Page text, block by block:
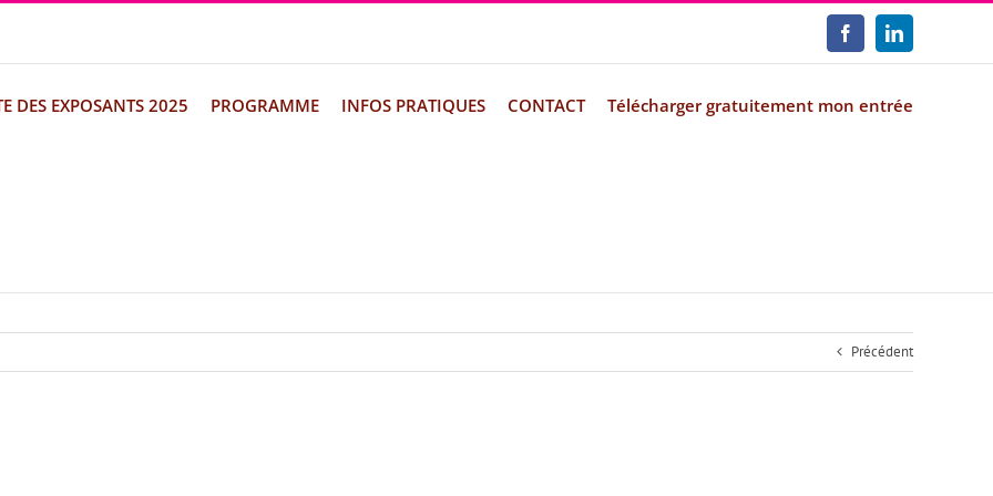
FacebookLinkedIn
DES EXPOSANTS 2025 PROGRAMME INFOS PRATIQUES CONTACT Télécharger gratuitement mon entrée
Précédent